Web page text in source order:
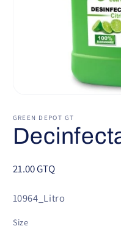
multimedia
una
GREEN DEPOT GT
Precio
21.00 GTQ
SKU:
10964_Litro
Size